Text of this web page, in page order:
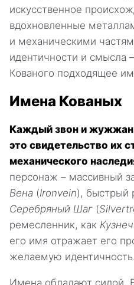
искусственное
вдохновленные
и механическими
идентичности и смысла
Кованого подходящее
Имена Кованых
Каждый звон и
это свидетельство их
механического
персонаж – массивный
Вена (Ironvein), быстрый
Серебряный Шаг (
ремесленник, как
его имя отражает его
желаемую идентичность.
Имена обладают силой.